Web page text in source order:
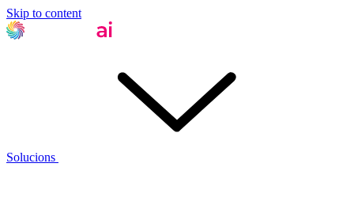
Skip to content
Solucions